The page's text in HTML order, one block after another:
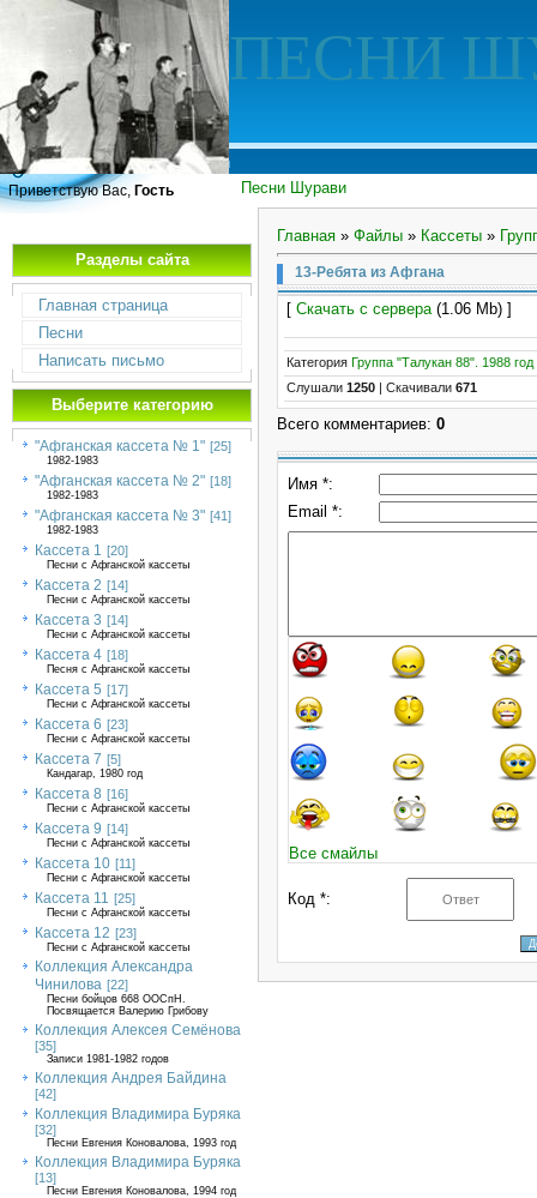
ПЕСНИ
Песни Шурави
Приветствую Вас, Гость
Разделы сайта
Главная страница
Песни
Написать письмо
Выберите категорию
"Афганская кассета № 1" [25]
1982-1983
"Афганская кассета № 2" [18]
1982-1983
"Афганская кассета № 3" [41]
1982-1983
Кассета 1 [20]
Песни с Афганской кассеты
Кассета 2 [14]
Песни с Афганской кассеты
Кассета 3 [14]
Песни с Афганской кассеты
Кассета 4 [18]
Песня с Афганской кассеты
Кассета 5 [17]
Песни с Афганской кассеты
Кассета 6 [23]
Песни с Афганской кассеты
Кассета 7 [5]
Кандагар, 1980 год
Кассета 8 [16]
Песни с Афганской кассеты
Кассета 9 [14]
Песни с Афганской кассеты
Кассета 10 [11]
Песни с Афганской кассеты
Кассета 11 [25]
Песни с Афганской кассеты
Кассета 12 [23]
Песни с Афганской кассеты
Коллекция Александра
Чинилова [22]
Песни бойцов 668 ООСпН.
Посвящается Валерию Грибову
Коллекция Алексея Семёнова
[35]
Записи 1981-1982 годов
Коллекция Андрея Байдина
[42]
Коллекция Владимира Буряка
[32]
Песни Евгения Коновалова, 1993 год
Коллекция Владимира Буряка
[13]
Песни Евгения Коновалова, 1994 год
Главная » Файлы » Кассеты »
13-Ребята из Афгана
[ Скачать с сервера(1.06 Mb) ]
Категория Группа "Талукан 88". 1988 год
Слушали 1250 Скачивали 671
Всего комментариев: 0
Имя *:
Email *:
Все смайлы
Код *: